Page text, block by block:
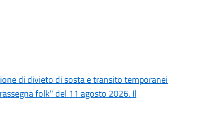
di divieto di sosta e transito temporanei
folk" del 11 agosto 2026. Il